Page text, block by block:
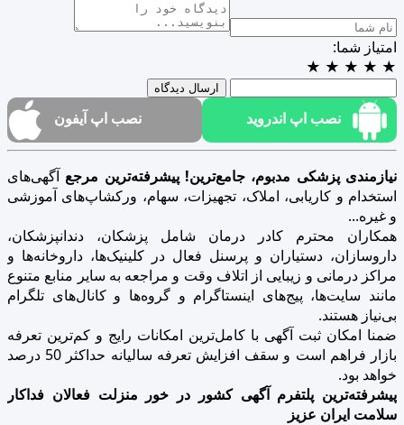
امتیاز شما:
★
★
★
★
★
ارسال دیدگاه
نصب اپ اندروید نصب اپ آیفون
نیازمندی پزشکی مدبوم، جامع‌ترین! پیشرفته‌ترین مرجع آگهی‌های
استخدام و کاریابی، املاک، تجهیزات، سهام، ورکشاپ‌های آموزشی
و غیره...
همکاران محترم کادر درمان شامل پزشکان، دندانپزشکان،
داروسازان، دستیاران و پرسنل فعال در کلینیک‌ها، داروخانه‌ها و
مراکز درمانی و زیبایی از اتلاف وقت و مراجعه به سایر منابع متنوع
مانند سایت‌ها، پیج‌های اینستاگرام و گروه‌ها و کانال‌های تلگرام
بی‌نیاز هستند.
ضمنا امکان ثبت آگهی با کامل‌ترین امکانات رایج و کم‌ترین تعرفه
بازار فراهم است و سقف افزایش تعرفه سالیانه حداکثر 50 درصد
خواهد بود.
پیشرفته‌ترین پلتفرم آگهی کشور در خور منزلت فعالان فداکار
سلامت ایران عزیز